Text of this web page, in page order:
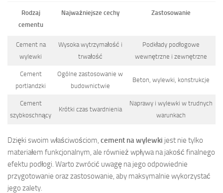
Rodzaj
cementu
Najważniejsze cechy Zastosowanie
Cement na
wylewki
Wysoka wytrzymałość i
trwałość
Podkłady podłogowe
wewnętrzne i zewnętrzne
Cement
portlandzki
Ogólne zastosowanie w
budownictwie
Beton, wylewki, konstrukcje
Cement
szybkoschnący
Krótki czas twardnienia
Naprawy i wylewki w trudnych
warunkach
Dzięki swoim właściwościom, cement na wylewki jest nie tylko
materiałem funkcjonalnym, ale również wpływa na jakość finalnego
efektu podłogi. Warto zwrócić uwagę na jego odpowiednie
przygotowanie oraz zastosowanie, aby maksymalnie wykorzystać
jego zalety.